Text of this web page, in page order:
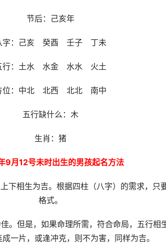
节后：己亥年
字：己亥 癸酉 壬子 丁未
行：土水 水金 水水 火土
位：中北 北西 北北 南中
五行缺什么：木
生肖：猪
9月12号未时出生的男孩起名方法
下相生为吉。根据四柱（八字）的需求，只
格式。
。但是，如果命理所需，符合命局，五行相
一片，或逢冲克，则不为害，同样为吉。